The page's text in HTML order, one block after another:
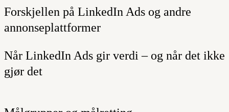
Forskjellen på LinkedIn Ads og andre
annonseplattformer
Når LinkedIn Ads gir verdi – og når det ikke
gjør det